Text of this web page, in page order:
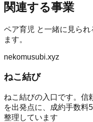
関連する事業
ペア育児 と一緒に見ら
ます。
nekomusubi.xyz
ねこ結び
ねこ結びの入口です。信
を出発点に、成約手数料
整理しています